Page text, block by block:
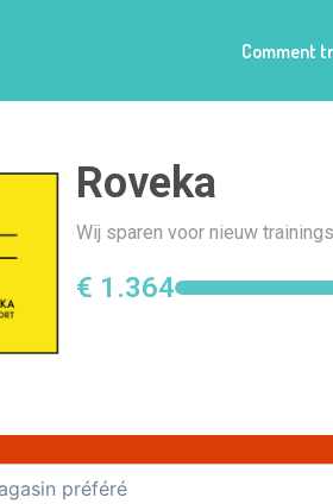
Comment
Roveka
Wij sparen voor nieuw
€ 1.364